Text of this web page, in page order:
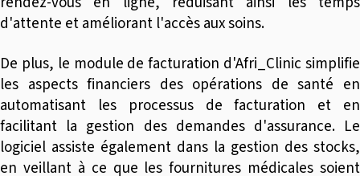
d'attente et améliorant l'accès aux soins.
De plus, le module de facturation d'Afri_Clinic simplifie
les aspects financiers des opérations de santé en
automatisant les processus de facturation et en
facilitant la gestion des demandes d'assurance. Le
logiciel assiste également dans la gestion des stocks,
en veillant à ce que les fournitures médicales soient